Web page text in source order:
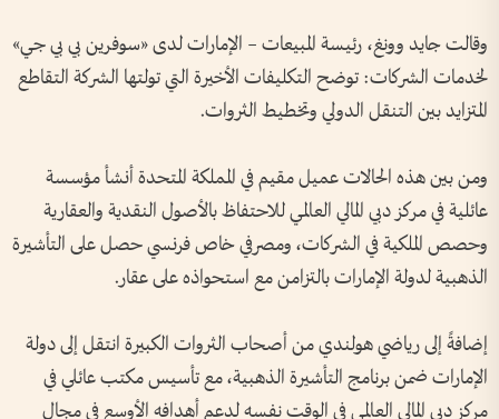
وقالت جايد وونغ، رئيسة المبيعات – الإمارات لدى «سوفرين بي بي جي»
لخدمات الشركات: توضح التكليفات الأخيرة التي تولتها الشركة التقاطع
المتزايد بين التنقل الدولي وتخطيط الثروات.
ومن بين هذه الحالات عميل مقيم في المملكة المتحدة أنشأ مؤسسة
عائلية في مركز دبي المالي العالمي للاحتفاظ بالأصول النقدية والعقارية
وحصص الملكية في الشركات، ومصرفي خاص فرنسي حصل على التأشيرة
الذهبية لدولة الإمارات بالتزامن مع استحواذه على عقار.
إضافةً إلى رياضي هولندي من أصحاب الثروات الكبيرة انتقل إلى دولة
الإمارات ضمن برنامج التأشيرة الذهبية، مع تأسيس مكتب عائلي في
مركز دبي المالي العالمي في الوقت نفسه لدعم أهدافه الأوسع في مجال